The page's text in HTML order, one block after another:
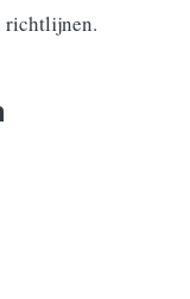
richtlijnen.